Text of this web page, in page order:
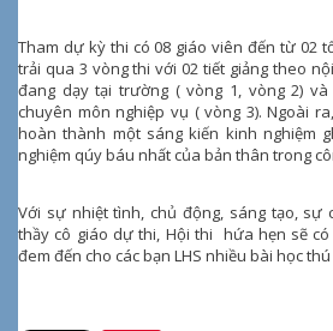
Tham dự kỳ thi có 08 giáo viên đến từ 02
trải qua 3 vòng thi với 02 tiết giảng theo
đang dạy tại trường ( vòng 1, vòng 2)
chuyên môn nghiệp vụ ( vòng 3). Ngoài
hoàn thành một sáng kiến kinh nghiệm
nghiệm qúy báu nhất của bản thân trong
Với sự nhiệt tình, chủ động, sáng tạo, sự
thầy cô giáo dự thi, Hội thi hứa hẹn sẽ
đem đến cho các bạn LHS nhiều bài học